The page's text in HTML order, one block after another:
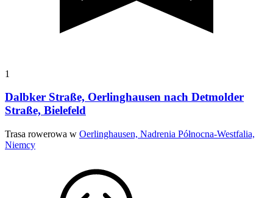
1
Dalbker Straße, Oerlinghausen nach Detmolder
Straße, Bielefeld
Trasa rowerowa w Oerlinghausen, Nadrenia Północna-Westfalia,
Niemcy